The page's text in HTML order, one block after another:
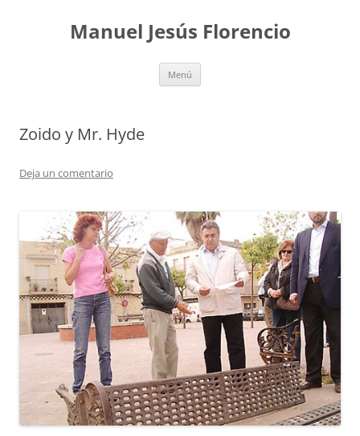
contenidoManuel Jesús Florencio
Menú
Zoido y Mr. Hyde
Deja un comentario